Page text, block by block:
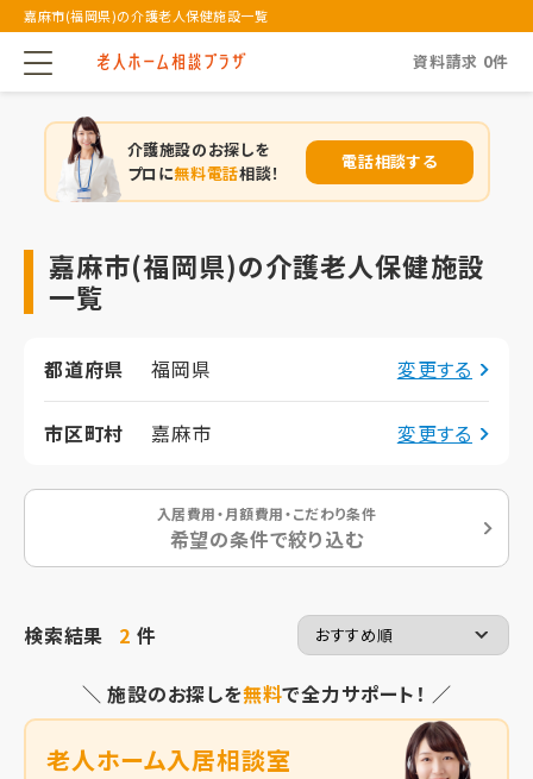
嘉麻市(福岡県)の介護老人保健施設一覧
資料請求 0件
介護施設のお探しを
プロに無料電話相談！
電話相談する
嘉麻市(福岡県)の介護老人保健施設
一覧
都道府県 福岡県 変更する
市区町村 嘉麻市 変更する
入居費用・月額費用・こだわり条件
希望の条件で絞り込む
検索結果 2 件
＼ 施設のお探しを無料で全力サポート！ ／
老人ホーム入居相談室